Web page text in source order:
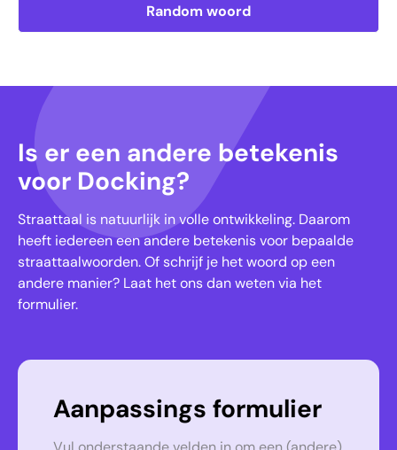
Random woord
Is er een andere betekenis
voor Docking?
Straattaal is natuurlijk in volle ontwikkeling. Daarom
heeft iedereen een andere betekenis voor bepaalde
straattaalwoorden. Of schrijf je het woord op een
andere manier? Laat het ons dan weten via het
formulier.
Aanpassings formulier